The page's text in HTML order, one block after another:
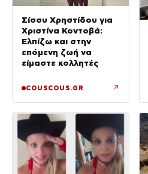
Σίσσυ Χρηστίδου για
Χριστίνα Κοντοβά:
Ελπίζω και στην
επόμενη ζωή να
είμαστε κολλητές
COUSCOUS.GR ↗